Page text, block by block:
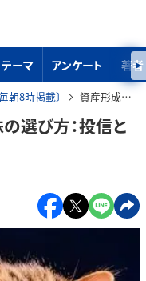
テーマ アンケート 著者
朝8時掲載〕 資産形成のイロハ【4】日本株の選び方：投信と個別株、どっちが良い？
選び方：投信と